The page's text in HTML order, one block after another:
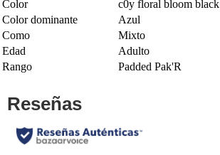
Color
c0y floral bloom black
Color dominante
Azul
Como
Mixto
Edad
Adulto
Rango
Padded Pak'R